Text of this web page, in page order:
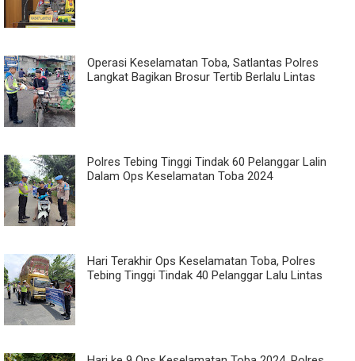
Operasi Keselamatan Toba, Satlantas Polres
Langkat Bagikan Brosur Tertib Berlalu Lintas
Polres Tebing Tinggi Tindak 60 Pelanggar Lalin
Dalam Ops Keselamatan Toba 2024
Hari Terakhir Ops Keselamatan Toba, Polres
Tebing Tinggi Tindak 40 Pelanggar Lalu Lintas